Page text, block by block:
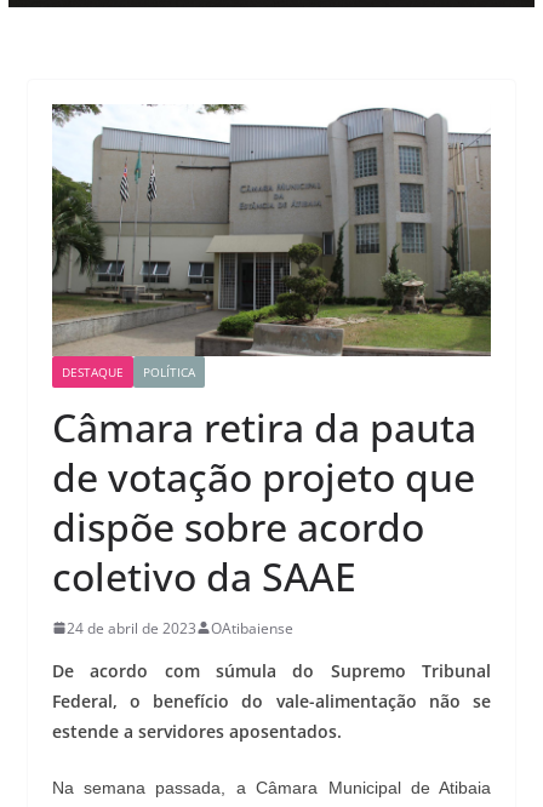
DESTAQUE POLÍTICA
Câmara retira da pauta
de votação projeto que
dispõe sobre acordo
coletivo da SAAE
24 de abril de 2023 OAtibaiense
De acordo com súmula do Supremo Tribunal
Federal, o benefício do vale-alimentação não se
estende a servidores aposentados.
Na semana passada, a Câmara Municipal de Atibaia